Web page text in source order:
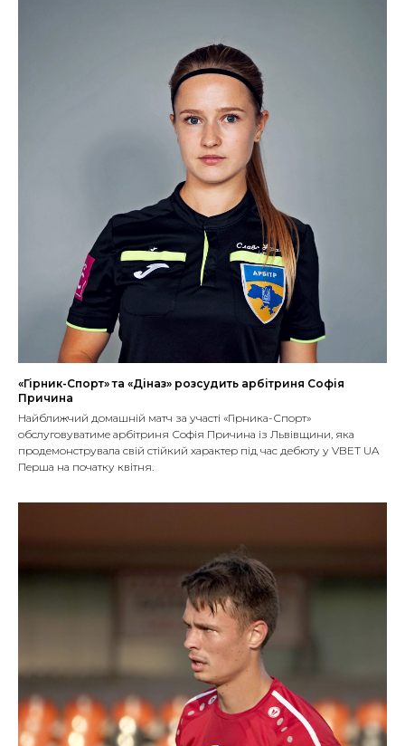
«Гірник-Спорт» та «Діназ» розсудить арбітриня Софія
Причина
Найближчий домашній матч за участі «Гірника-Спорт»
обслуговуватиме арбітриня Софія Причина із Львівщини, яка
продемонструвала свій стійкий характер під час дебюту у VBET UA
Перша на початку квітня.